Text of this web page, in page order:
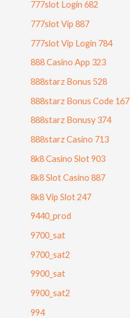
777slot Login 682
777slot Vip 887
777slot Vip Login 784
888 Casino App 323
888starz Bonus 528
888starz Bonus Code 167
888starz Bonusy 374
888starz Casino 713
8k8 Casino Slot 903
8k8 Slot Casino 887
8k8 Vip Slot 247
9440_prod
9700_sat
9700_sat2
9900_sat
9900_sat2
994